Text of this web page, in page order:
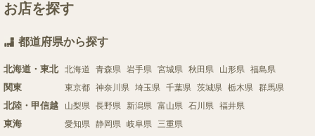
お店を探す
都道府県から探す
北海道・東北 北海道 青森県 岩手県 宮城県 秋田県 山形県 福島県
関東 東京都 神奈川県 埼玉県 千葉県 茨城県 栃木県 群馬県
北陸・甲信越 山梨県 長野県 新潟県 富山県 石川県 福井県
東海 愛知県 静岡県 岐阜県 三重県